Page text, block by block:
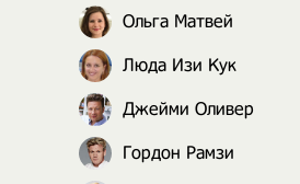
Ольга Матвей
Люда Изи Кук
Джейми Оливер
Гордон Рамзи